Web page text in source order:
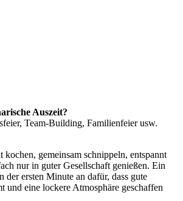
Auszeit?
Team-Building, Familienfeier usw.
kochen, gemeinsam schnippeln, entspannt
nur in guter Gesellschaft genießen. Ein
der ersten Minute an dafür, dass gute
und eine lockere Atmosphäre geschaffen